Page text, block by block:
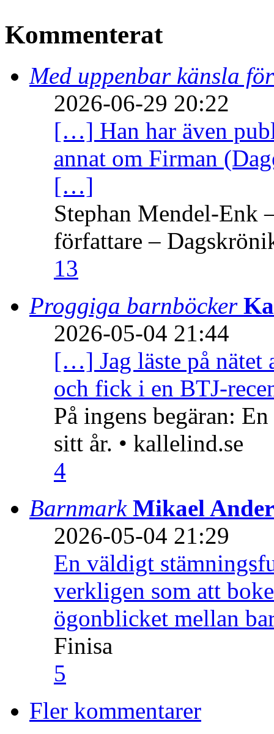
Kommenterat
Med uppenbar känsla
2026-06-29 20:22
[…] Han har även
annat om Firman
[…]
Stephan Mendel-Enk
författare –
13
Proggiga barnböcker
2026-05-04 21:44
[…] Jag läste på nätet
och fick i en BTJ-
På ingens begäran:
sitt år. • kallelind.se
4
Barnmark Mikael
2026-05-04 21:29
En väldigt
verkligen som att
ögonblicket mellan
Finisa
5
Fler kommentarer